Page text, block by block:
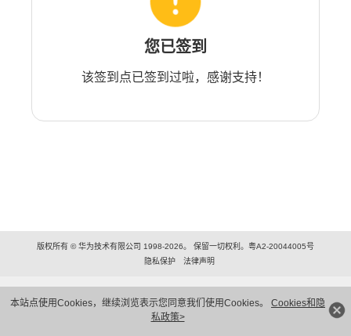
本站点使用Cookies，继续浏览表示您同意我们使用Cookies。 Cookies和隐
私政策>
您已签到
该签到点已签到过啦，感谢支持！
版权所有 © 华为技术有限公司 1998-2026。 保留一切权利。粤A2-20044005号
隐私保护
法律声明